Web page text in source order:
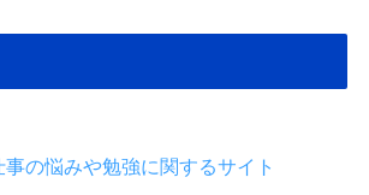
の悩みや勉強に関するサイト